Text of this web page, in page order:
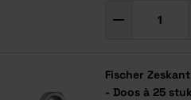
Fischer
- Doos à 25